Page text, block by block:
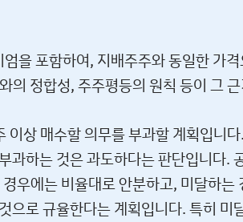
을 포함하여, 지배주주와 동일한 가
의 정합성, 주주평등의 원칙 등이 그
상 매수할 의무를 부과할 계획입니
과하는 것은 과도하다는 판단입니다.
우에는 비율대로 안분하고, 미달하는
으로 규율한다는 계획입니다. 특히 미